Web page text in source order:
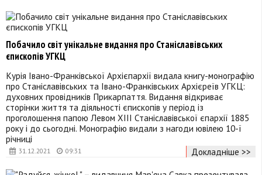
31.12.2021 09:31
Побачило світ унікальне видання про Станіславівських
єпископів УГКЦ
Курія Івано-Франківської Архієпархії видала книгу-монографію
про Станіславівських та Івано-Франківських Архієреїв УГКЦ:
духовних провідників Прикарпаття. Видання відкриває
сторінки життя та діяльності єпископів у період із
проголошення папою Левом ХІІІ Станіславівської єпархії 1885
року і до сьогодні. Монографію видали з нагоди ювілею 10-ї
річниці
Докладніше >>